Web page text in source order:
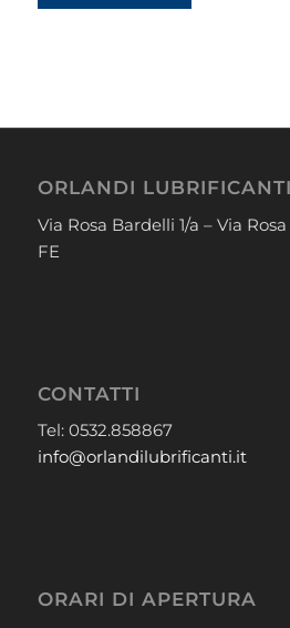
ORLANDI
Via Rosa Bardelli 1/a – Via
FE
CONTATTI
Tel: 0532.858867
info@orlandilubrificanti.it
ORARI DI APERTURA